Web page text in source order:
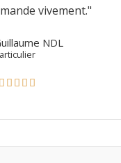
vivement."
NDL
    